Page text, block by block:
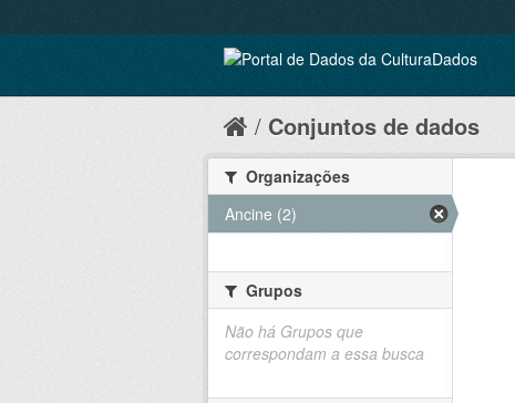
Conjuntos de dados
Organizações
Ancine (2)
Grupos
Não há Grupos que
correspondam a essa busca